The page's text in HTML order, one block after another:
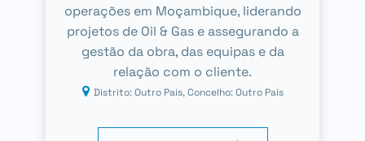
operações em Moçambique, liderando
projetos de Oil & Gas e assegurando a
gestão da obra, das equipas e da
relação com o cliente.
Distrito: Outro País, Concelho: Outro País